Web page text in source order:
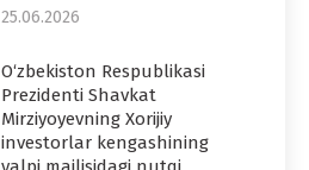
25.06.2026
O‘zbekiston Respublikasi
Prezidenti Shavkat
Mirziyoyevning Xorijiy
investorlar kengashining